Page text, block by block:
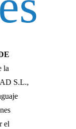
la
S.L.,
el